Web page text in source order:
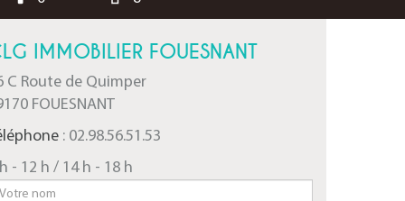
IMMOBILIER FOUESNANT
C Route de Quimper
FOUESNANT
: 02.98.56.51.53
- 12 h / 14 h - 18 h